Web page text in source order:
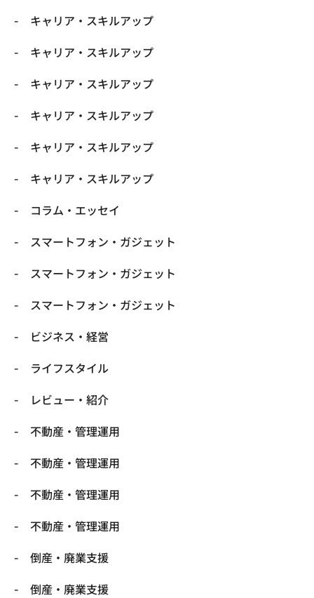
キャリア・スキルアップ
キャリア・スキルアップ
キャリア・スキルアップ
キャリア・スキルアップ
キャリア・スキルアップ
キャリア・スキルアップ
コラム・エッセイ
スマートフォン・ガジェット
スマートフォン・ガジェット
スマートフォン・ガジェット
ビジネス・経営
ライフスタイル
レビュー・紹介
不動産・管理運用
不動産・管理運用
不動産・管理運用
不動産・管理運用
倒産・廃業支援
倒産・廃業支援